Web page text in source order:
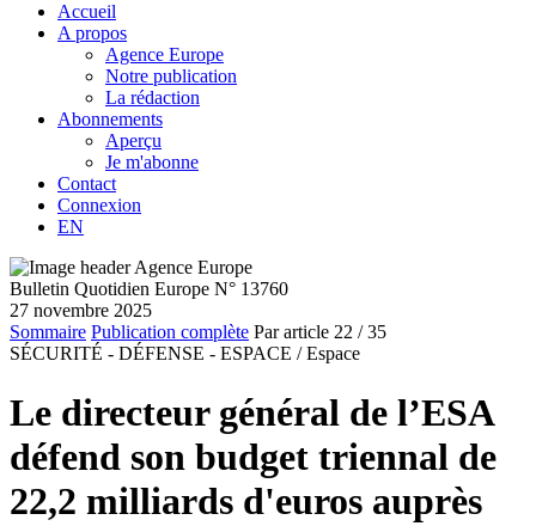
Accueil
A propos
Agence Europe
Notre publication
La rédaction
Abonnements
Aperçu
Je m'abonne
Contact
Connexion
EN
Bulletin Quotidien Europe N° 13760
27 novembre 2025
Sommaire Publication complète Par article 22 / 35
SÉCURITÉ - DÉFENSE - ESPACE / Espace
Le directeur général de l’ESA
défend son budget triennal de
22,2 milliards d'euros auprès